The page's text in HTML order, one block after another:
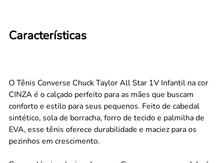
Características
O Tênis Converse Chuck Taylor All Star 1V Infantil na cor
CINZA é o calçado perfeito para as mães que buscam
conforto e estilo para seus pequenos. Feito de cabedal
sintético, sola de borracha, forro de tecido e palmilha de
EVA, esse tênis oferece durabilidade e maciez para os
pezinhos em crescimento.